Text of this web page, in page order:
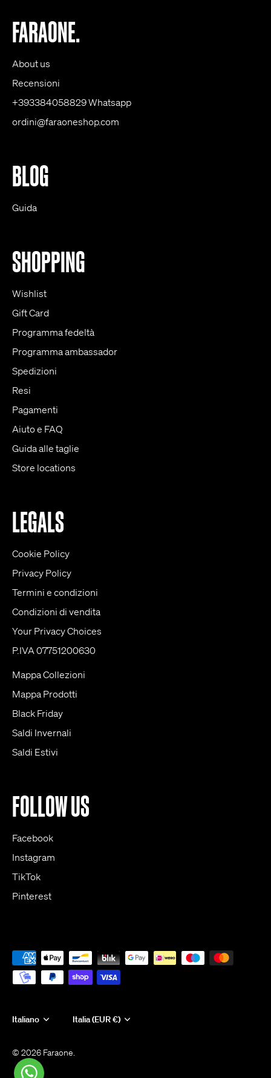
FARAONE.
About us
Recensioni
+393384058829 Whatsapp
ordini@faraoneshop.com
BLOG
Guida
SHOPPING
Wishlist
Gift Card
Programma fedeltà
Programma ambassador
Spedizioni
Resi
Pagamenti
Aiuto e FAQ
Guida alle taglie
Store locations
LEGALS
Cookie Policy
Privacy Policy
Termini e condizioni
Condizioni di vendita
Your Privacy Choices
P.IVA 07751200630
Mappa Collezioni
Mappa Prodotti
Black Friday
Saldi Invernali
Saldi Estivi
FOLLOW US
Facebook
Instagram
TikTok
Pinterest
Lingua
Italiano Valuta
Italia (EUR €)
© 2026 Faraone.